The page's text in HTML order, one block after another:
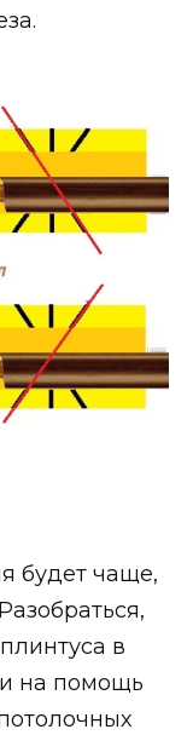
будет чаще,
в
на помощь